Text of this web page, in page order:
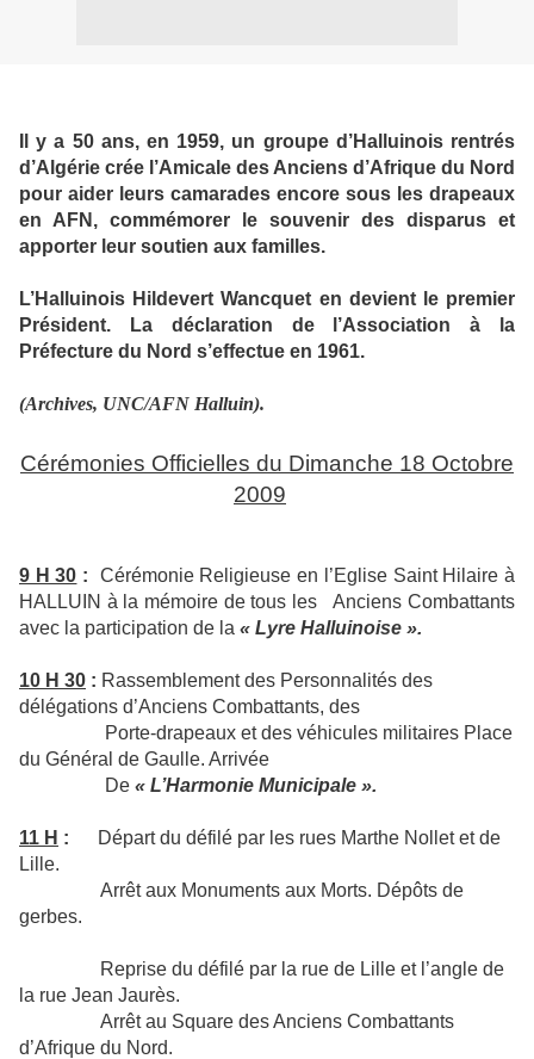
Il y a 50 ans, en 1959, un groupe d’Halluinois rentrés
d’Algérie crée l’Amicale des Anciens d’Afrique du Nord
pour aider leurs camarades encore sous les drapeaux
en AFN, commémorer le souvenir des disparus et
apporter leur soutien aux familles.
L’Halluinois Hildevert Wancquet en devient le premier
Président. La déclaration de l’Association à la
Préfecture du Nord s’effectue en 1961.
(Archives, UNC/AFN Halluin).
Cérémonies Officielles du Dimanche 18 Octobre
2009
9 H 30 :
Cérémonie Religieuse en l’Eglise Saint Hilaire à
HALLUIN à la mémoire de tous les Anciens Combattants
avec la participation de la « Lyre Halluinoise ».
10 H 30 : Rassemblement des Personnalités des
délégations d’Anciens Combattants, des
Porte-drapeaux et des véhicules militaires Place
du Général de Gaulle. Arrivée
De « L’Harmonie Municipale ».
11 H :
Départ du défilé par les rues Marthe Nollet et de
Lille.
Arrêt aux Monuments aux Morts. Dépôts de
gerbes.
Reprise du défilé par la rue de Lille et l’angle de
la rue Jean Jaurès.
Arrêt au Square des Anciens Combattants
d’Afrique du Nord.